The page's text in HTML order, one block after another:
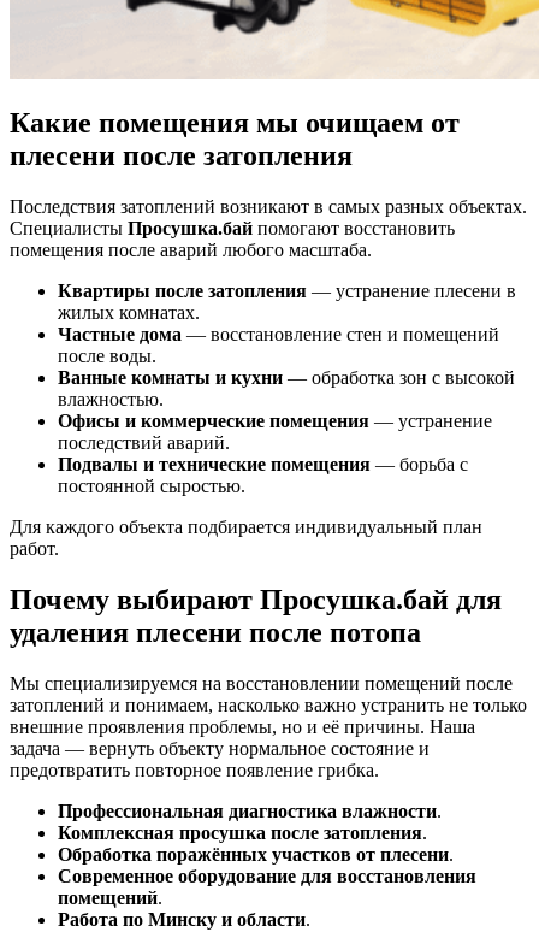
Какие помещения мы очищаем от
плесени после затопления
Последствия затоплений возникают в самых разных объектах.
Специалисты Просушка.бай помогают восстановить
помещения после аварий любого масштаба.
Квартиры после затопления — устранение плесени в
жилых комнатах.
Частные дома — восстановление стен и помещений
после воды.
Ванные комнаты и кухни — обработка зон с высокой
влажностью.
Офисы и коммерческие помещения — устранение
последствий аварий.
Подвалы и технические помещения — борьба с
постоянной сыростью.
Для каждого объекта подбирается индивидуальный план
работ.
Почему выбирают Просушка.бай для
удаления плесени после потопа
Мы специализируемся на восстановлении помещений после
затоплений и понимаем, насколько важно устранить не только
внешние проявления проблемы, но и её причины. Наша
задача — вернуть объекту нормальное состояние и
предотвратить повторное появление грибка.
Профессиональная диагностика влажности.
Комплексная просушка после затопления.
Обработка поражённых участков от плесени.
Современное оборудование для восстановления
помещений.
Работа по Минску и области.